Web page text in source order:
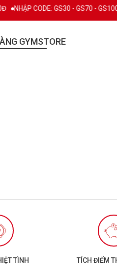
CODE: GS30 - GS70 - GS100
GYMSTORE
TÌNH TÍCH ĐIỂM